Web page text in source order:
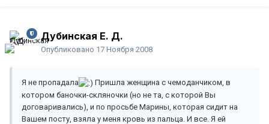
Дубинская Е. Д.
Опубликовано 17 Ноября 2008
Я не пропадала
Пришла женщина с чемоданчиком, в
котором баночки-скляночки (но не та, с которой Вы
договаривались), и по просьбе Марины, которая сидит на
Вашем посту, взяла у меня кровь из пальца. И все. Я ей